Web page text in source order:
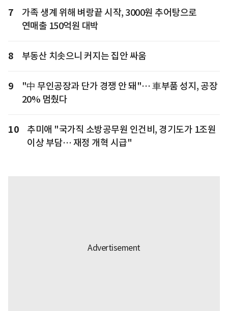
7
가족 생계 위해 벼랑끝 시작, 3000원 추어탕으로
연매출 150억원 대박
8 부동산 치솟으니 커지는 집안 싸움
9
"中 무인공장과 단가 경쟁 안 돼"… 車부품 성지, 공장
20% 멈췄다
10
추미애 "국가직 소방공무원 인건비, 경기도가 1조원
이상 부담… 재정 개혁 시급"